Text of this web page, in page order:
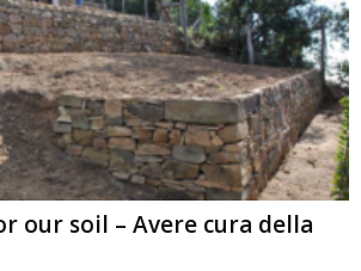
our soil – Avere cura della